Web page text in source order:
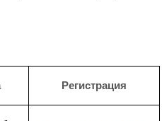
Регистрация